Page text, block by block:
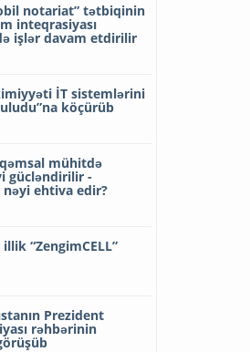
notariat” tətbiqinin
inteqrasiyası
işlər davam etdirilir
İT sistemlərini
köçürüb
mühitdə
gücləndirilir -
ehtiva edir?
“ZengimCELL”
Prezident
rəhbərinin